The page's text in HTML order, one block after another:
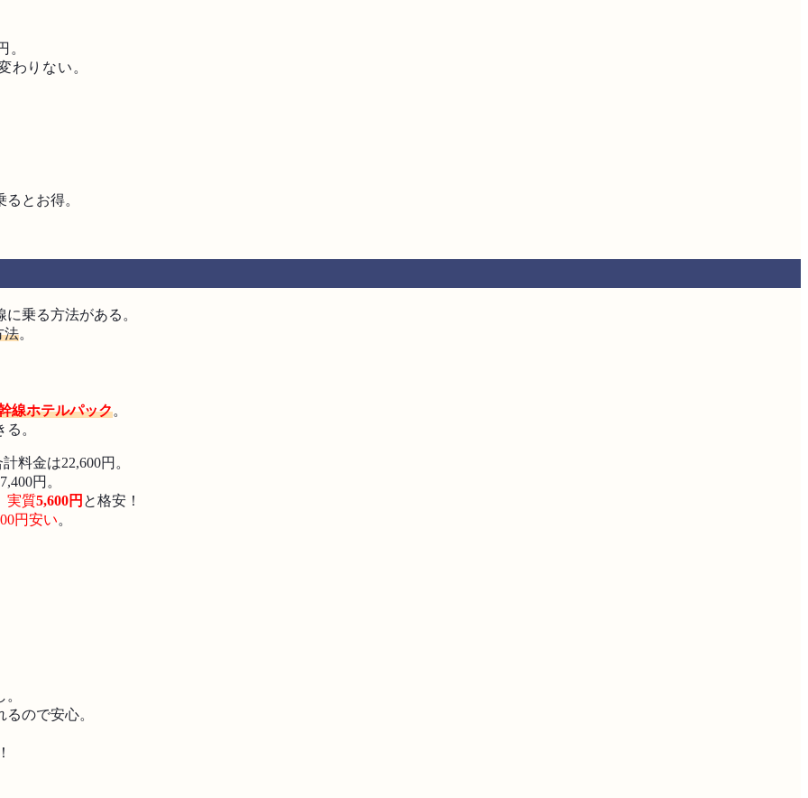
。
わりない。
とお得。
乗る方法がある。
法。
線ホテルパック。
。
料金は22,600円。
円。
実質5,600円 と格安！
円安い。
ので安心。